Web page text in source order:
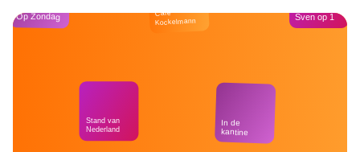
Op Zondag
Stand van
Nederland
Café
Kockelmann
In de
kantine
Sven op 1